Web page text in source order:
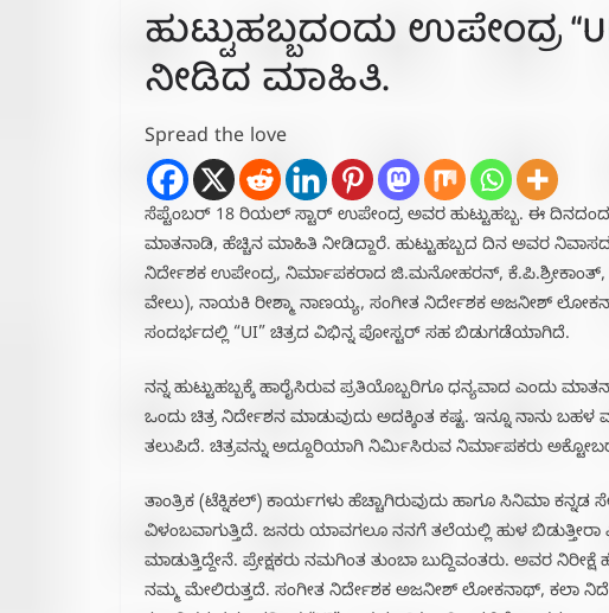
ಹುಟ್ಟುಹಬ್ಬದಂದು ಉಪೇಂದ್ರ
ನೀಡಿದ ಮಾಹಿತಿ.
Spread the love
ಸೆಪ್ಟೆಂಬರ್‌ 18 ರಿಯಲ್ ಸ್ಟಾರ್ ಉಪೇಂದ್ರ ಅವರ ಹುಟ್ಟುಹಬ್ಬ. ಈ ದಿನದಂದು
ಮಾತನಾಡಿ, ಹೆಚ್ಚಿನ ಮಾಹಿತಿ ನೀಡಿದ್ದಾರೆ‌. ಹುಟ್ಟುಹಬ್ಬದ ದಿನ ಅವರ
ನಿರ್ದೇಶಕ ಉಪೇಂದ್ರ, ನಿರ್ಮಾಪಕರಾದ ಜಿ.ಮನೋಹರನ್,
ವೇಲು), ನಾಯಕಿ ರೀಶ್ಮಾ ನಾಣಯ್ಯ, ಸಂಗೀತ ನಿರ್ದೇಶಕ ಅಜನೀಶ್
ಸಂದರ್ಭದಲ್ಲಿ “UI” ಚಿತ್ರದ ವಿಭಿನ್ನ ಪೋಸ್ಟರ್ ಸಹ ಬಿಡುಗಡೆಯಾಗಿದೆ.
ನನ್ನ‌ ಹುಟ್ಟುಹಬ್ಬಕ್ಕೆ ಹಾರೈಸಿರುವ ಪ್ರತಿಯೊಬ್ಬರಿಗೂ ಧನ್ಯವಾದ ಎಂದು
ಒಂದು ಚಿತ್ರ ನಿರ್ದೇಶನ ಮಾಡುವುದು ಅದಕ್ಕಿಂತ ಕಷ್ಟ. ಇನ್ನೂ ನಾನು
ತಲುಪಿದೆ. ಚಿತ್ರವನ್ನು ಅದ್ದೂರಿಯಾಗಿ ನಿರ್ಮಿಸಿರುವ ನಿರ್ಮಾಪಕರು ಅಕ್ಟೋಬರ್
ತಾಂತ್ರಿಕ (ಟೆಕ್ನಿಕಲ್) ಕಾರ್ಯಗಳು ಹೆಚ್ಚಾಗಿರುವುದು ಹಾಗೂ ಸಿನಿಮಾ ಕನ್ನಡ
ವಿಳಂಬವಾಗುತ್ತಿದೆ. ಜನರು ಯಾವಗಲೂ ನನಗೆ ತಲೆಯಲ್ಲಿ ಹುಳ ಬಿಡುತ್ತೀರಾ
ಮಾಡುತ್ತಿದ್ದೇನೆ. ಪ್ರೇಕ್ಷಕರು ನಮಗಿಂತ ತುಂಬಾ ಬುದ್ದಿವಂತರು. ಅವರ
ನಮ್ಮ ಮೇಲಿರುತ್ತದೆ. ಸಂಗೀತ ನಿರ್ದೇಶಕ ಅಜನೀಶ್ ಲೋಕನಾಥ್, ಕಲಾ